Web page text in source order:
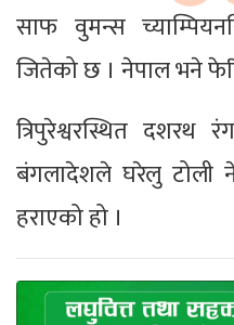
साफ वुमन्स
जितेको छ । नेपाल भने
त्रिपुरेश्वरस्थित दशरथ
बंगलादेशले घरेलु टोली
हराएको हो ।